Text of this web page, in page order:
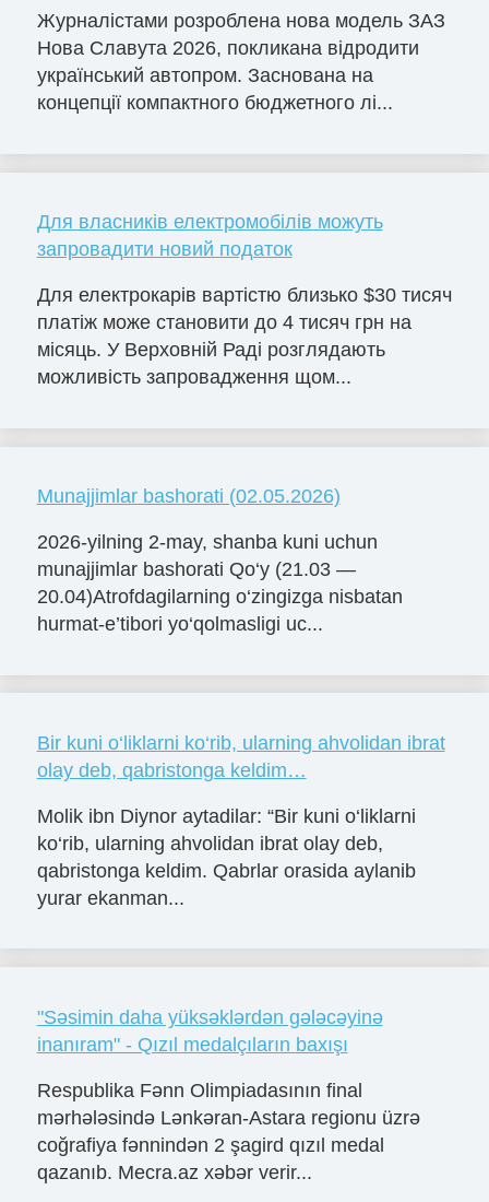
Журналістами розроблена нова модель ЗАЗ
Нова Славута 2026, покликана відродити
український автопром. Заснована на
концепції компактного бюджетного лі...
Для власників електромобілів можуть
запровадити новий податок
Для електрокарів вартістю близько $30 тисяч
платіж може становити до 4 тисяч грн на
місяць. У Верховній Раді розглядають
можливість запровадження щом...
Munajjimlar bashorati (02.05.2026)
2026-yilning 2-may, shanba kuni uchun
munajjimlar bashorati Qo‘y (21.03 —
20.04)Atrofdagilarning o‘zingizga nisbatan
hurmat-e’tibori yo‘qolmasligi uc...
Bir kuni o‘liklarni ko‘rib, ularning ahvolidan ibrat
olay deb, qabristonga keldim…
Molik ibn Diynor aytadilar: “Bir kuni o‘liklarni
ko‘rib, ularning ahvolidan ibrat olay deb,
qabristonga keldim. Qabrlar orasida aylanib
yurar ekanman...
"Səsimin daha yüksəklərdən gələcəyinə
inanıram" - Qızıl medalçıların baxışı
Respublika Fənn Olimpiadasının final
mərhələsində Lənkəran-Astara regionu üzrə
coğrafiya fənnindən 2 şagird qızıl medal
qazanıb. Mecra.az xəbər verir...